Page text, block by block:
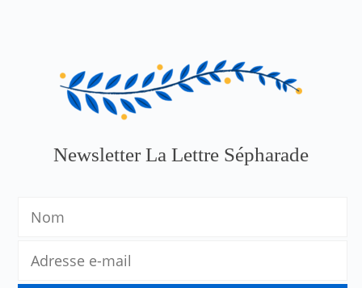
Newsletter La Lettre Sépharade